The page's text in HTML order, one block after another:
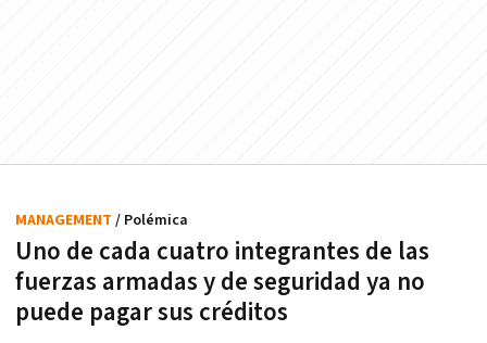
Uno de cada cuatro integrantes de las
fuerzas armadas y de seguridad ya no
puede pagar sus créditos
MANAGEMENT / Polémica